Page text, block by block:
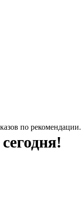
по рекомендации.
сегодня!